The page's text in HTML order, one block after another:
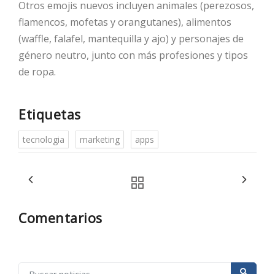
Otros emojis nuevos incluyen animales (perezosos,
flamencos, mofetas y orangutanes), alimentos
(waffle, falafel, mantequilla y ajo) y personajes de
género neutro, junto con más profesiones y tipos
de ropa.
Etiquetas
tecnologia marketing apps
Comentarios